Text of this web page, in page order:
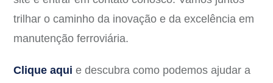
trilhar o caminho da inovação e da excelência em
manutenção ferroviária.
Clique aqui e descubra como podemos ajudar a